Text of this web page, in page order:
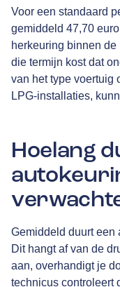
Voor een standaard
gemiddeld 47,70
herkeuring binnen
die termijn kost dat
van het type voertuig
LPG-installaties,
Hoelang
Gemiddeld duurt een
Dit hangt af van de
aan, overhandigt je
technicus controleert